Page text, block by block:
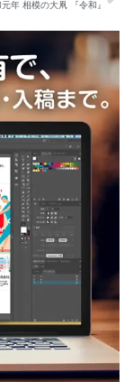
年 相模の大凧 『令和』